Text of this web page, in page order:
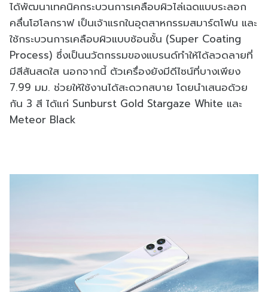
ได้พัฒนาเทคนิคกระบวนการเคลือบผิวไล่เฉดแบบระลอก
คลื่นโฮโลกราฟ เป็นเจ้าแรกในอุตสาหกรรมสมาร์ตโฟน และ
ใช้กระบวนการเคลือบผิวแบบซ้อนชั้น (Super Coating
Process) ซึ่งเป็นนวัตกรรมของแบรนด์ทำให้ได้ลวดลายที่
มีสีสันสดใส นอกจากนี้ ตัวเครื่องยังมีดีไซน์ที่บางเพียง
7.99 มม. ช่วยให้ใช้งานได้สะดวกสบาย โดยนำเสนอด้วย
กัน 3 สี ได้แก่ Sunburst Gold Stargaze White และ
Meteor Black